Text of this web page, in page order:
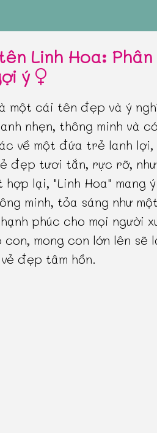
Linh Hoa:
ý
một cái tên đẹp và ý
nhẹn, thông minh và
về một đứa trẻ lanh lợi,
đẹp tươi tắn, rực rỡ,
hợp lại, "Linh Hoa" mang
minh, tỏa sáng như
phúc cho mọi người
con, mong con lớn lên
đẹp tâm hồn.